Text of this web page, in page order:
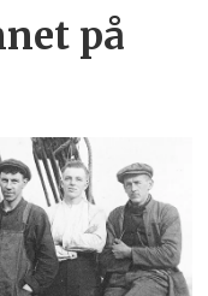
på